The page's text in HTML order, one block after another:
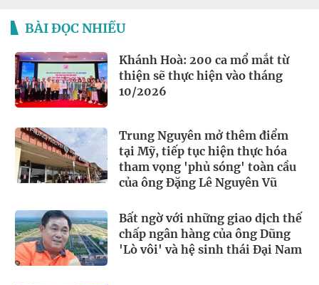
BÀI ĐỌC NHIỀU
Khánh Hoà: 200 ca mổ mắt từ
thiện sẽ thực hiện vào tháng
10/2026
Trung Nguyên mở thêm điểm
tại Mỹ, tiếp tục hiện thực hóa
tham vọng 'phủ sóng' toàn cầu
của ông Đặng Lê Nguyên Vũ
Bất ngờ với những giao dịch thế
chấp ngân hàng của ông Dũng
'Lò vôi' và hệ sinh thái Đại Nam